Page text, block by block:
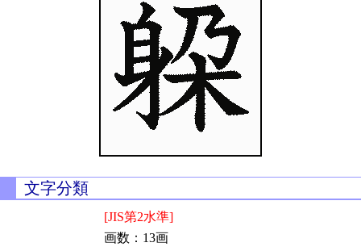
文字分類
[JIS第2水準]
画数：13画